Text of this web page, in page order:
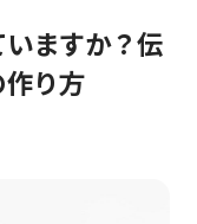
ますか？伝
り方